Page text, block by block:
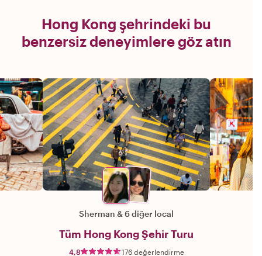
Hong Kong şehrindeki bu
benzersiz deneyimlere göz atın
Sherman &6 diğer local
Tüm Hong Kong Şehir Turu
4,8 176 değerlendirme